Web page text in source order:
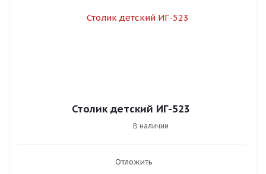
Столик детский ИГ-523
В наличии
Отложить